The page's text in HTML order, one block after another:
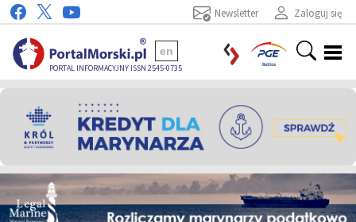
Zaloguj się
Newsletter
PORTAL INFORMACYJNY ISSN 2545-0735
en